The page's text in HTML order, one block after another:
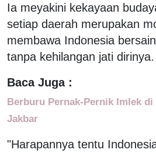
Ia meyakini kekayaan
setiap daerah merupakan
membawa Indonesia
tanpa kehilangan jati dirinya.
Baca Juga :
Berburu Pernak-Pernik Imlek di
Jakbar
"Harapannya tentu